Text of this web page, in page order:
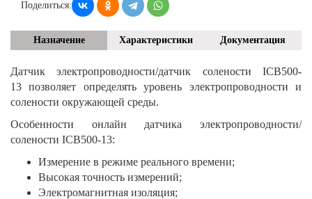
Поделиться:
Назначение Характеристики Документация
Датчик электропроводности/датчик солености ICB500-
13 позволяет определять уровень электропроводности и
солености окружающей среды.
Особенности онлайн датчика электропроводности/
солености ICB500-13:
Измерение в режиме реального времени;
Высокая точность измерений;
Электромагнитная изоляция;